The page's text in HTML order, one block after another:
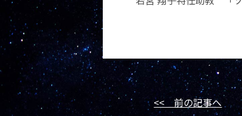
<< 前の記事へ